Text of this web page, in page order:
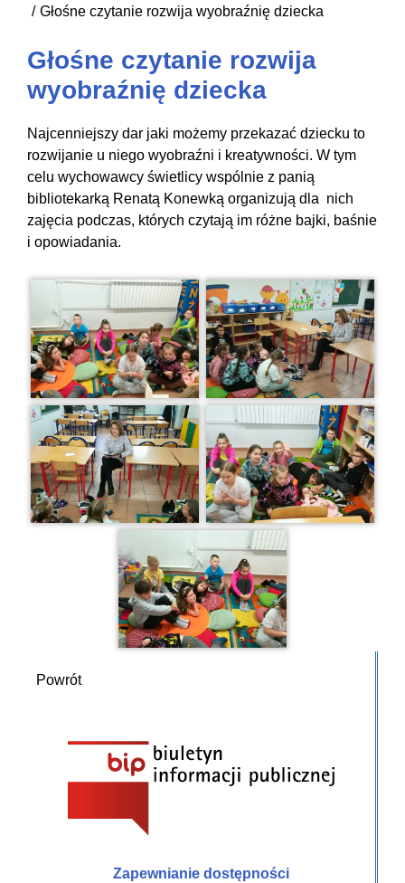
Głośne czytanie rozwija wyobraźnię dziecka
Głośne czytanie rozwija
wyobraźnię dziecka
Najcenniejszy dar jaki możemy przekazać dziecku to
rozwijanie u niego wyobraźni i kreatywności. W tym
celu wychowawcy świetlicy wspólnie z panią
bibliotekarką Renatą Konewką organizują dla nich
zajęcia podczas, których czytają im różne bajki, baśnie
i opowiadania.
Powrót
Zapewnianie dostępności